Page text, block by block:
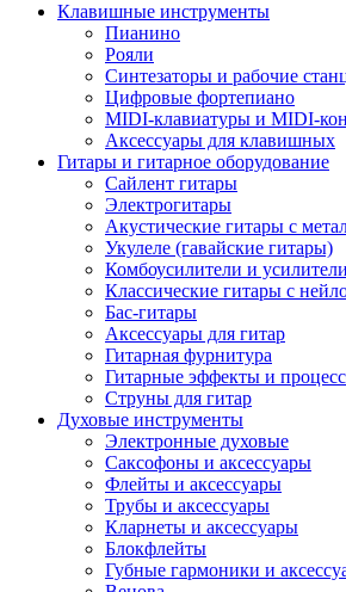
Клавишные инструменты
Пианино
Рояли
Синтезаторы и рабочие
Цифровые фортепиано
MIDI-клавиатуры и MIDI-
Аксессуары для клавишных
Гитары и гитарное оборудование
Сайлент гитары
Электрогитары
Акустические гитары с
Укулеле (гавайские гитары)
Комбоусилители и
Классические гитары с
Бас-гитары
Аксессуары для гитар
Гитарная фурнитура
Гитарные эффекты и
Струны для гитар
Духовые инструменты
Электронные духовые
Саксофоны и аксессуары
Флейты и аксессуары
Трубы и аксессуары
Кларнеты и аксессуары
Блокфлейты
Губные гармоники и